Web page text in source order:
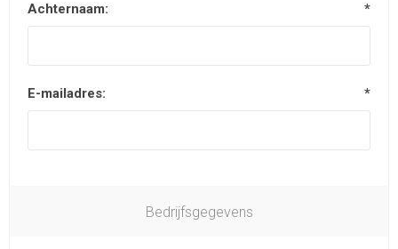
Achternaam: *
E-mailadres: *
Bedrijfsgegevens